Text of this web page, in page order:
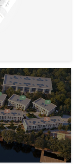
тепловой пункт
Клубный
и
бору".
планировочных
со своими